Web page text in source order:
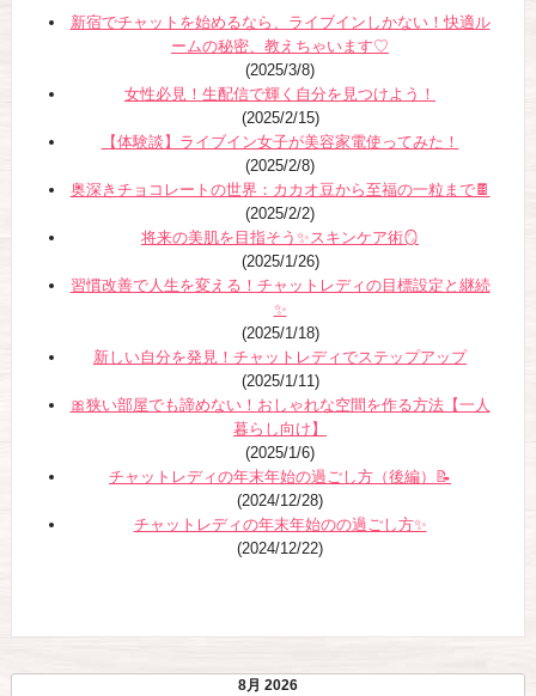
新宿でチャットを始めるなら、ライブインしかない！快適ル
ームの秘密、教えちゃいます♡
(2025/3/8)
女性必見！生配信で輝く自分を見つけよう！
(2025/2/15)
【体験談】ライブイン女子が美容家電使ってみた！
(2025/2/8)
奥深きチョコレートの世界：カカオ豆から至福の一粒まで🍫
(2025/2/2)
将来の美肌を目指そう✨スキンケア術🪞
(2025/1/26)
習慣改善で人生を変える！チャットレディの目標設定と継続
✨
(2025/1/18)
新しい自分を発見！チャットレディでステップアップ
(2025/1/11)
🎀狭い部屋でも諦めない！おしゃれな空間を作る方法【一人
暮らし向け】
(2025/1/6)
チャットレディの年末年始の過ごし方（後編）📝
(2024/12/28)
チャットレディの年末年始のの過ごし方✨
(2024/12/22)
8月 2026